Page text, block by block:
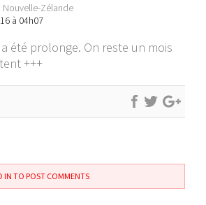
Nouvelle-Zélande
à 04h07
été prolonge. On reste un mois
+++
IN TO POST COMMENTS